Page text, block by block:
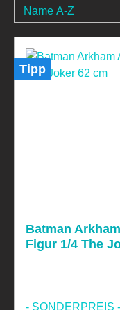
Tipp
Batman
Figur 1/4 The
- SONDERPREIS